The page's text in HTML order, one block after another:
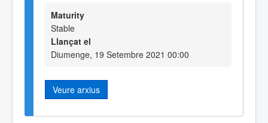
Maturity
Stable
Llançat el
Diumenge, 19 Setembre 2021 00:00
Veure arxius